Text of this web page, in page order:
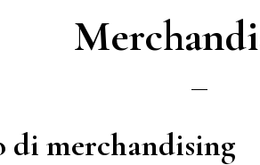
di merchandising